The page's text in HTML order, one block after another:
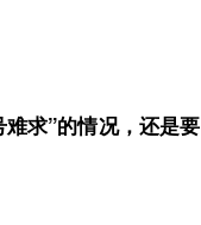
求”的情况，还是要